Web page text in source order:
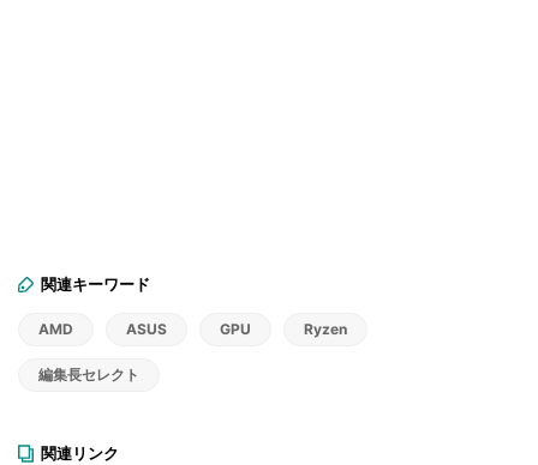
関連キーワード
AMD ASUS GPU Ryzen
編集長セレクト
関連リンク